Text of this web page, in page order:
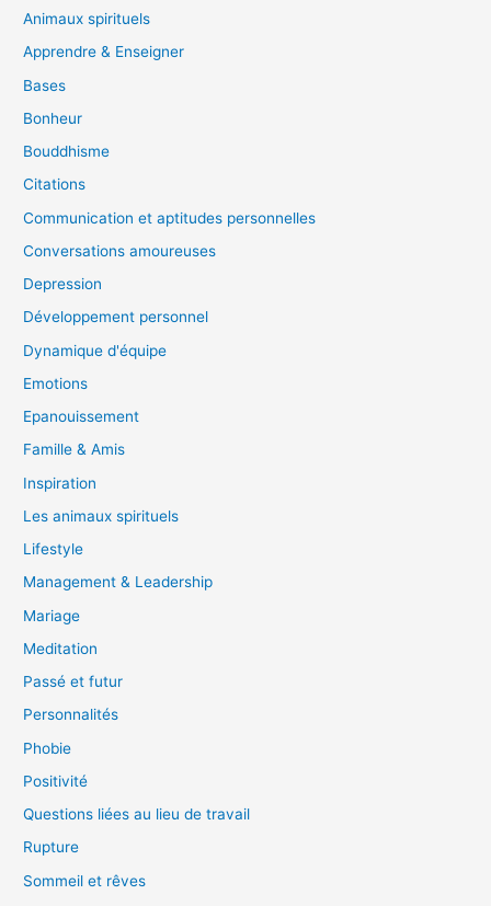
Animaux spirituels
Apprendre & Enseigner
Bases
Bonheur
Bouddhisme
Citations
Communication et aptitudes personnelles
Conversations amoureuses
Depression
Développement personnel
Dynamique d'équipe
Emotions
Epanouissement
Famille & Amis
Inspiration
Les animaux spirituels
Lifestyle
Management & Leadership
Mariage
Meditation
Passé et futur
Personnalités
Phobie
Positivité
Questions liées au lieu de travail
Rupture
Sommeil et rêves